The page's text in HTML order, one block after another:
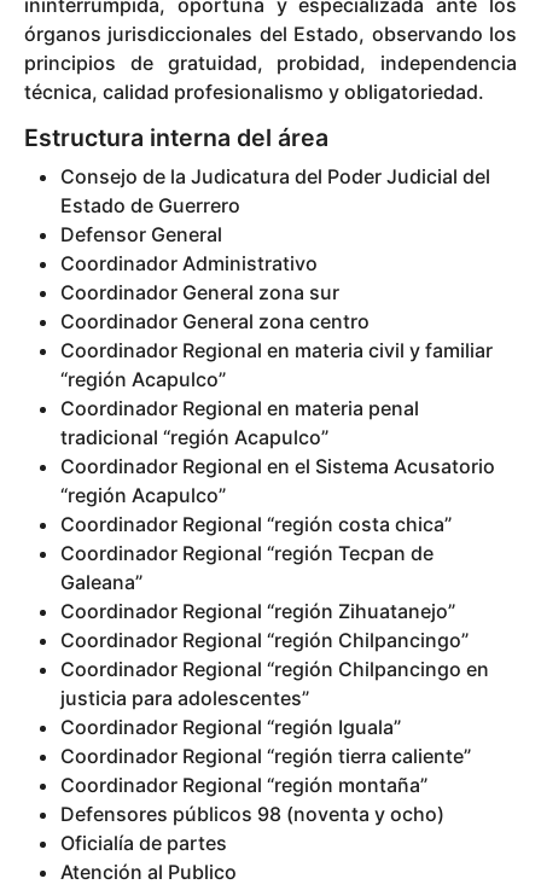
s
a
g
ininterrumpida, oportuna y especializada ante los
órganos jurisdiccionales del Estado, observando los
principios de gratuidad, probidad, independencia
técnica, calidad profesionalismo y obligatoriedad.
Estructura interna del área
Consejo de la Judicatura del Poder Judicial del
Estado de Guerrero
Defensor General
Coordinador Administrativo
Coordinador General zona sur
Coordinador General zona centro
Coordinador Regional en materia civil y familiar
“región Acapulco”
Coordinador Regional en materia penal
tradicional “región Acapulco”
Coordinador Regional en el Sistema Acusatorio
“región Acapulco”
Coordinador Regional “región costa chica”
Coordinador Regional “región Tecpan de
Galeana”
Coordinador Regional “región Zihuatanejo”
Coordinador Regional “región Chilpancingo”
Coordinador Regional “región Chilpancingo en
justicia para adolescentes”
Coordinador Regional “región Iguala”
Coordinador Regional “región tierra caliente”
Coordinador Regional “región montaña”
Defensores públicos 98 (noventa y ocho)
Oficialía de partes
Atención al Publico